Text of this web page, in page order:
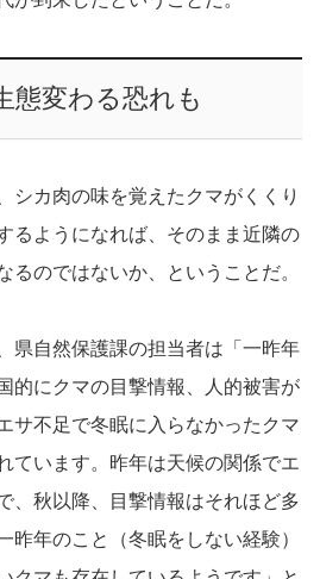
態変わる恐れも
カ肉の味を覚えたクマがくくり
るようになれば、そのまま近隣の
るのではないか、ということだ。
県自然保護課の担当者は「一昨年
的にクマの目撃情報、人的被害が
サ不足で冬眠に入らなかったクマ
ています。昨年は天候の関係でエ
、秋以降、目撃情報はそれほど多
昨年のこと（冬眠をしない経験）